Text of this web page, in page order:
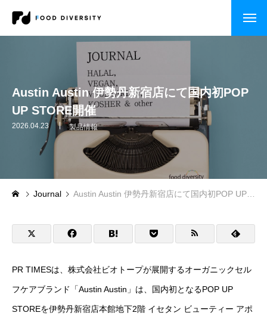
自治体・行政の方へ
セミナー・研修
企業事例
自治体事例
運営メディア
FoodDiversity.today
Austin Austin 伊勢丹新宿店にて国内初POP
UP STORE開催
2026.04.23 製品情報
Journal Austin Austin 伊勢丹新宿店にて国内初POP UP STORE開催
PR TIMESは、株式会社ビオトープが展開するオーガニックセル
フケアブランド「Austin Austin」は、国内初となるPOP UP
STOREを伊勢丹新宿店本館地下2階 イセタン ビューティー アポ